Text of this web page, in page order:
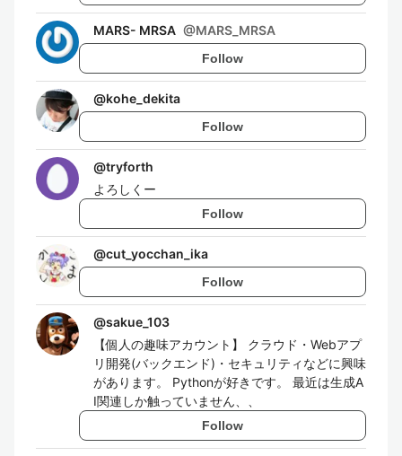
MARS- MRSA @MARS_MRSA
Follow
@kohe_dekita
Follow
@tryforth
よろしくー
Follow
@cut_yocchan_ika
Follow
@sakue_103
【個人の趣味アカウント】 クラウド・Webアプ
リ開発(バックエンド)・セキュリティなどに興味
があります。 Pythonが好きです。 最近は生成A
I関連しか触っていません、、
Follow